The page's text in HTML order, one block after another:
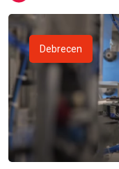
Debrecen